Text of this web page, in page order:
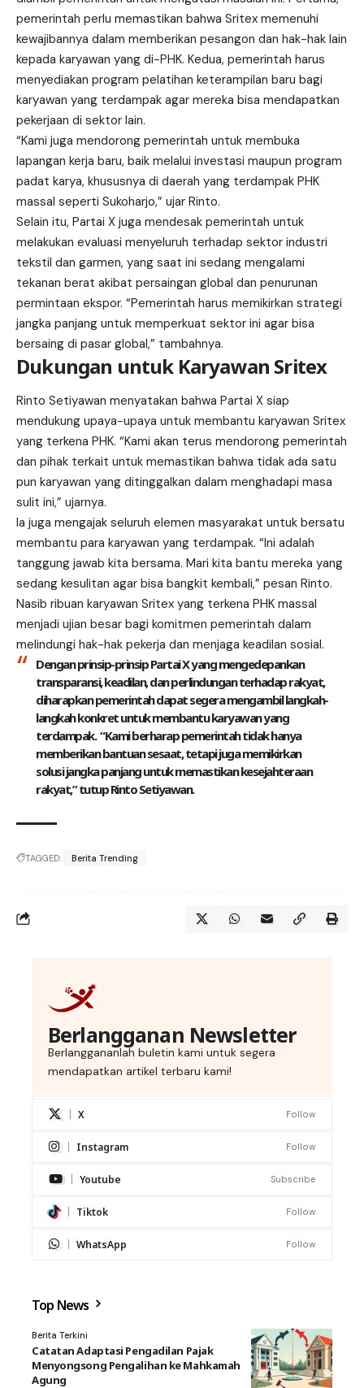
pemerintah perlu memastikan bahwa Sritex memenuhi
kewajibannya dalam memberikan pesangon dan hak-hak lain
kepada karyawan yang di-PHK. Kedua, pemerintah harus
menyediakan program pelatihan keterampilan baru bagi
karyawan yang terdampak agar mereka bisa mendapatkan
pekerjaan di sektor lain.
“Kami juga mendorong pemerintah untuk membuka
lapangan kerja baru, baik melalui investasi maupun program
padat karya, khususnya di daerah yang terdampak PHK
massal seperti Sukoharjo,” ujar Rinto.
Selain itu, Partai X juga mendesak pemerintah untuk
melakukan evaluasi menyeluruh terhadap sektor industri
tekstil dan garmen, yang saat ini sedang mengalami
tekanan berat akibat persaingan global dan penurunan
permintaan ekspor. “Pemerintah harus memikirkan strategi
jangka panjang untuk memperkuat sektor ini agar bisa
bersaing di pasar global,” tambahnya.
Dukungan untuk Karyawan Sritex
Rinto Setiyawan menyatakan bahwa Partai X siap
mendukung upaya-upaya untuk membantu karyawan Sritex
yang terkena PHK. “Kami akan terus mendorong pemerintah
dan pihak terkait untuk memastikan bahwa tidak ada satu
pun karyawan yang ditinggalkan dalam menghadapi masa
sulit ini,” ujarnya.
Ia juga mengajak seluruh elemen masyarakat untuk bersatu
membantu para karyawan yang terdampak. “Ini adalah
tanggung jawab kita bersama. Mari kita bantu mereka yang
sedang kesulitan agar bisa bangkit kembali,” pesan Rinto.
Nasib ribuan karyawan Sritex yang terkena PHK massal
menjadi ujian besar bagi komitmen pemerintah dalam
melindungi hak-hak pekerja dan menjaga keadilan sosial.
Dengan prinsip-prinsip Partai X yang mengedepankan
transparansi, keadilan, dan perlindungan terhadap rakyat,
diharapkan pemerintah dapat segera mengambil langkah-
langkah konkret untuk membantu karyawan yang
terdampak. “Kami berharap pemerintah tidak hanya
memberikan bantuan sesaat, tetapi juga memikirkan
solusi jangka panjang untuk memastikan kesejahteraan
rakyat,” tutup Rinto Setiyawan.
TAGGED: Berita Trending
Berlangganan Newsletter
Berlanggananlah buletin kami untuk segera
mendapatkan artikel terbaru kami!
X Follow
Instagram Follow
Youtube Subscribe
Tiktok Follow
WhatsApp Follow
Top News
Berita Terkini
Catatan Adaptasi Pengadilan Pajak
Menyongsong Pengalihan ke Mahkamah
Agung